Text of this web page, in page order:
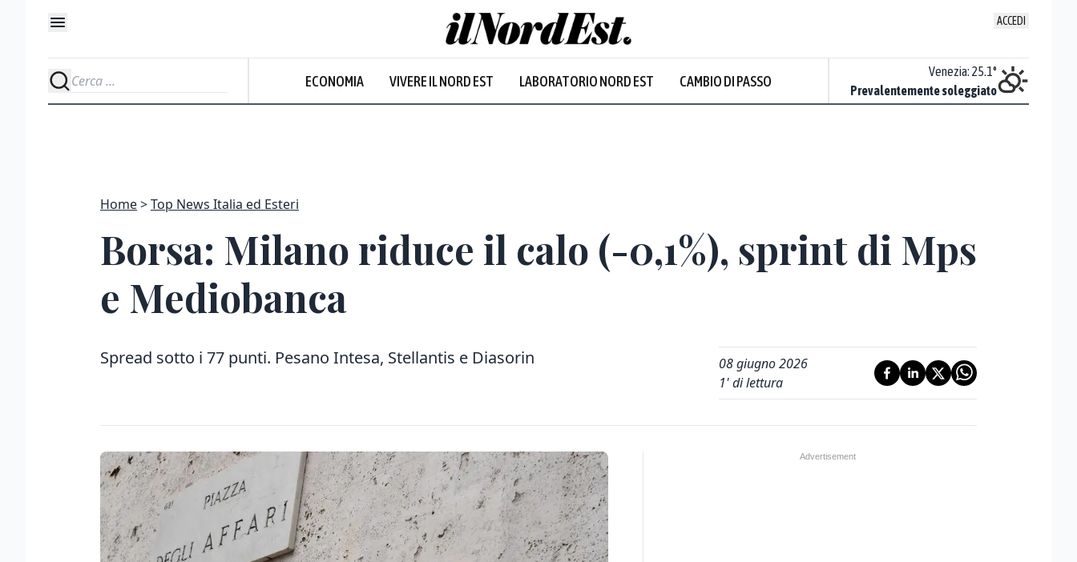
ACCEDI
ECONOMIA VIVERE IL NORD EST LABORATORIO NORD EST CAMBIO DI PASSO
Prevalentemente soleggiato
Venezia: 25.1°
Prevalentemente soleggiato
Home Top News Italia ed Esteri
Borsa: Milano riduce il calo (-0,1%), sprint di Mps
e Mediobanca
Spread sotto i 77 punti. Pesano Intesa, Stellantis e Diasorin
08 giugno 2026
1' di lettura